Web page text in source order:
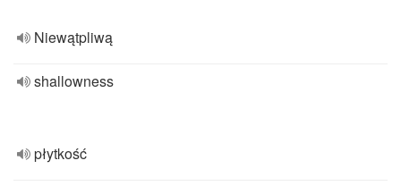
Niewątpliwą
shallowness
płytkość